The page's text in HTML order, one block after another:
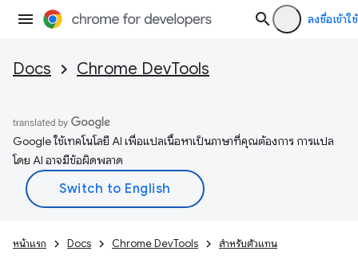
ลงชื่อเข้าใช้
Docs Chrome DevTools
Google ใช้เทคโนโลยี AI เพื่อแปลเนื้อหาเป็นภาษาที่คุณต้องการ การแปล
โดย AI อาจมีข้อผิดพลาด
หน้าแรก Docs Chrome DevTools สำหรับตัวแทน